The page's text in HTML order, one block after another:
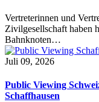
Vertreterinnen und
Zivilgesellschaft haben
Bahnknoten…
Juli 09, 2026
Public Viewing
Schaffhausen